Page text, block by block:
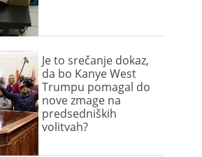
Je to srečanje dokaz,
da bo Kanye West
Trumpu pomagal do
nove zmage na
predsedniških
volitvah?